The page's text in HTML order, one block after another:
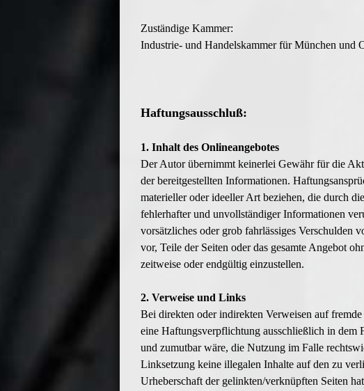
Zuständige Kammer:
Industrie- und Handelskammer für München und
Haftungsausschluß:
1. Inhalt des Onlineangebotes
Der Autor übernimmt keinerlei Gewähr für die
der bereitgestellten Informationen.
materieller oder ideeller Art beziehen, die durch
fehlerhafter und unvollständiger Informationen
vorsätzliches oder grob fahrlässiges
vor, Teile der Seiten oder das gesamte Angebot
zeitweise oder endgültig einzustellen.
2. Verweise und Links
Bei direkten oder indirekten Verweisen auf
eine Haftungsverpflichtung ausschließlich in
und zumutbar wäre, die Nutzung im Falle
Linksetzung keine illegalen Inhalte auf den zu
Urheberschaft der gelinkten/verknüpften Seiten